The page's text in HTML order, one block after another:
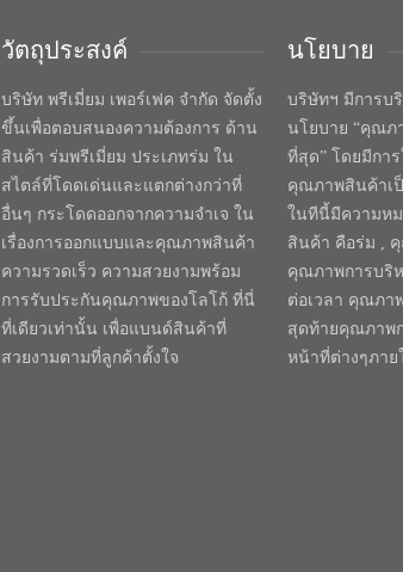
วัตถุประสงค์
บริษัท พรีเมี่ยม เพอร์เฟค จำกัด จัดตั้ง
ขึ้นเพื่อตอบสนองความต้องการ ด้าน
สินค้า ร่มพรีเมี่ยม ประเภทร่ม ใน
สไตล์ที่โดดเด่นและแตกต่างกว่าที่
อื่นๆ กระโดดออกจากความจำเจ ใน
เรื่องการออกแบบและคุณภาพสินค้า
ความรวดเร็ว ความสวยงามพร้อม
การรับประกันคุณภาพของโลโก้ ที่นี่
ที่เดียวเท่านั้น เพื่อแบนด์สินค้าที่
สวยงามตามที่ลูกค้าตั้งใจ
นโยบาย
บริษัทฯ มีการบ
นโยบาย “คุณภ
ที่สุด” โดยมีกา
คุณภาพสินค้าเ
ในทีนี้มีความห
สินค้า คือร่ม ,
คุณภาพการบริห
ต่อเวลา คุณภา
สุดท้ายคุณภาพ
หน้าที่ต่างๆภาย